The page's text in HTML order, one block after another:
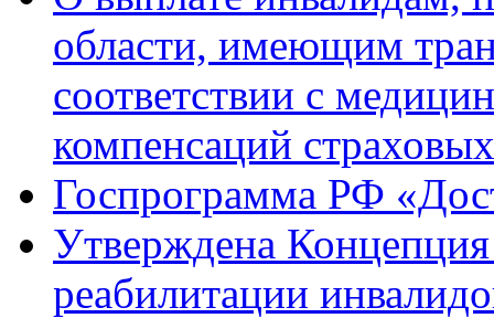
области, имеющим
соответствии с
компенсаций
Госпрограмма РФ
Утверждена
реабилитации